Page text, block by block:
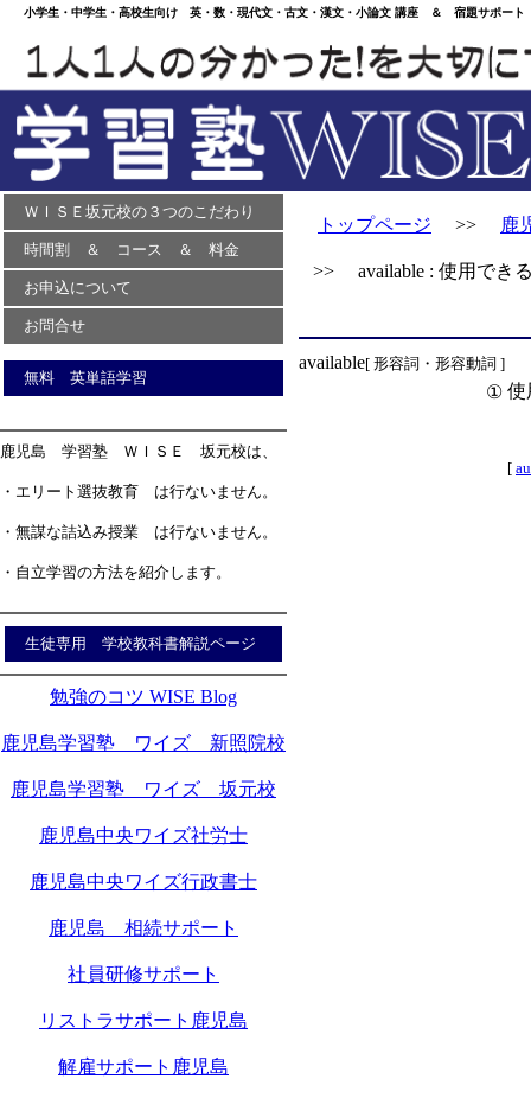
小学生・中学生・高校生向け 英・数・現代文・古文・漢文・小論文 講座 ＆ 宿題サポー
ＷＩＳＥ坂元校の３つのこだわり
時間割 ＆ コース ＆ 料金
お申込について
お問合せ
無料 英単語学習
鹿児島 学習塾 ＷＩＳＥ 坂元校は、
・エリート選抜教育 は行ないません。
・無謀な詰込み授業 は行ないません。
・自立学習の方法を紹介します。
生徒専用 学校教科書解説ページ
勉強のコツ WISE Blog
鹿児島学習塾 ワイズ 新照院校
鹿児島学習塾 ワイズ 坂元校
鹿児島中央ワイズ社労士
鹿児島中央ワイズ行政書士
鹿児島 相続サポート
社員研修サポート
リストラサポート鹿児島
解雇サポート鹿児島
トップページ >> 鹿
>> available : 使用でき
available[ 形容詞・形容動詞 ]
① 使
[